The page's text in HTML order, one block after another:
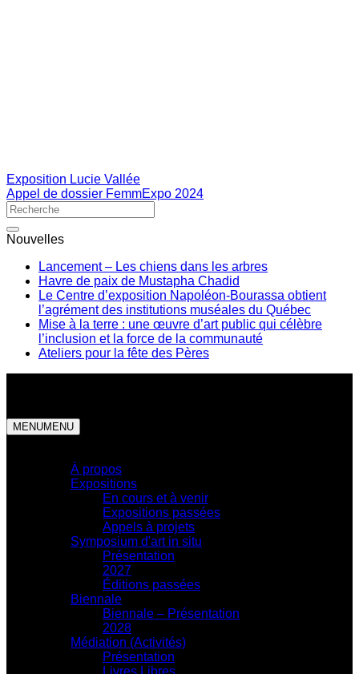
Exposition Lucie Vallée
Appel de dossier FemmExpo 2024
Nouvelles
Lancement – Les chiens dans les arbres
Havre de paix de Mustapha Chadid
Le Centre d’exposition Napoléon-Bourassa obtient
l’agrément des institutions muséales du Québec
Mise à la terre : une œuvre d’art public qui célèbre
l’inclusion et la force de la communauté
Ateliers pour la fête des Pères
MENUMENU
À propos
Expositions
En cours et à venir
Expositions passées
Appels à projets
Symposium d'art in situ
Présentation
2027
Éditions passées
Biennale
Biennale – Présentation
2028
Médiation (Activités)
Présentation
Livres Libres